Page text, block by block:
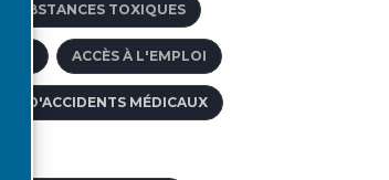
SUBSTANCES TOXIQUES
ACCÈS À L'EMPLOI
D'ACCIDENTS MÉDICAUX